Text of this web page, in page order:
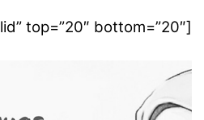
[divider style=”solid” top=”20″ bottom=”20″]